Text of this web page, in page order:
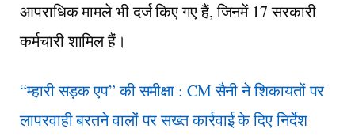
आपराधिक मामले भी दर्ज किए गए हैं, जिनमें 17 सरकारी
कर्मचारी शामिल हैं।
“म्हारी सड़क एप” की समीक्षा : CM सैनी ने शिकायतों पर
लापरवाही बरतने वालों पर सख्त कार्रवाई के दिए निर्देश